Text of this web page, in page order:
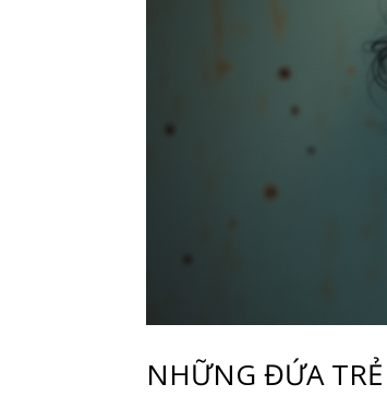
NHỮNG ĐỨA